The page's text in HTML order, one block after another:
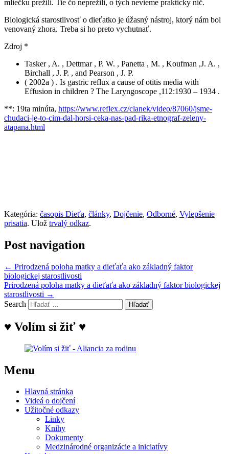
mliečku prežili. Tie čo neprežili, o tých nevieme prakticky nič.
Biologická starostlivosť o dieťatko je úžasný nástroj, ktorý nám bol
venovaný zhora. Treba si ho preto vychutnať.
Zdroj *
Tasker , A. , Dettmar , P. W. , Panetta , M. , Koufman ,J. A. ,
Birchall , J. P. , and Pearson , J. P.
( 2002a ) . Is gastric reflux a cause of otitis media with
Effusion in children ? The Laryngoscope ,112:1930 – 1934 .
**: 19ta minúta, https://www.reflex.cz/clanek/video/87060/jsme-
chudaci-je-to-cim-dal-horsi-ceka-nas-pad-rika-etnograf-zeleny-
atapana.html
Kategória: časopis Dieťa, články, Dojčenie, Odborné, Vylepšenie
prisatia. Ulož trvalý odkaz.
Post navigation
← Prirodzená poloha matky a dieťaťa ako základný faktor
biologickej starostlivosti
Prirodzená poloha matky a dieťaťa ako základný faktor biologickej
starostlivosti →
Search
♥ Volím si žiť ♥
Menu
Hlavná stránka
Videá o dojčení
Užitočné odkazy
Linky
Knihy
Dokumenty
Medzinárodné organizácie a iniciatívy